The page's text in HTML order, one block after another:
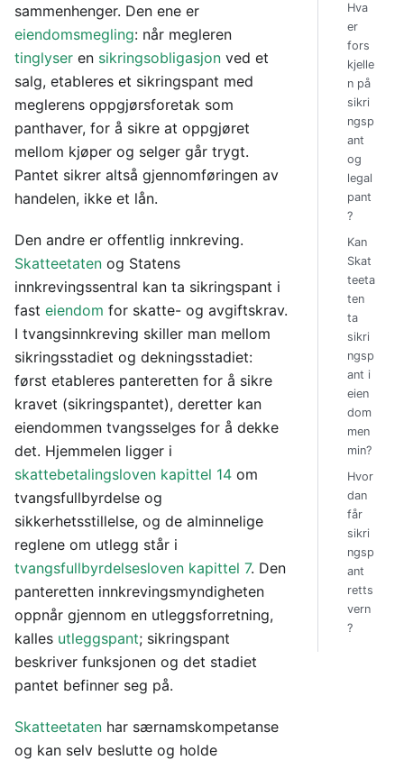
sammenhenger. Den ene er
eiendomsmegling: når megleren
tinglyser en sikringsobligasjon ved et
salg, etableres et sikringspant med
meglerens oppgjørsforetak som
panthaver, for å sikre at oppgjøret
mellom kjøper og selger går trygt.
Pantet sikrer altså gjennomføringen av
handelen, ikke et lån.
Den andre er offentlig innkreving.
Skatteetaten og Statens
innkrevingssentral kan ta sikringspant i
fast eiendom for skatte- og avgiftskrav.
I tvangsinnkreving skiller man mellom
sikringsstadiet og dekningsstadiet:
først etableres panteretten for å sikre
kravet (sikringspantet), deretter kan
eiendommen tvangsselges for å dekke
det. Hjemmelen ligger i
skattebetalingsloven kapittel 14 om
tvangsfullbyrdelse og
sikkerhetsstillelse, og de alminnelige
reglene om utlegg står i
tvangsfullbyrdelsesloven kapittel 7. Den
panteretten innkrevingsmyndigheten
oppnår gjennom en utleggsforretning,
kalles utleggspant; sikringspant
beskriver funksjonen og det stadiet
pantet befinner seg på.
Skatteetaten har særnamskompetanse
og kan selv beslutte og holde
Hva
er
fors
kjelle
n på
sikri
ngsp
ant
og
legal
pant
?
Kan
Skat
teeta
ten
ta
sikri
ngsp
ant i
eien
dom
men
min?
Hvor
dan
får
sikri
ngsp
ant
retts
vern
?